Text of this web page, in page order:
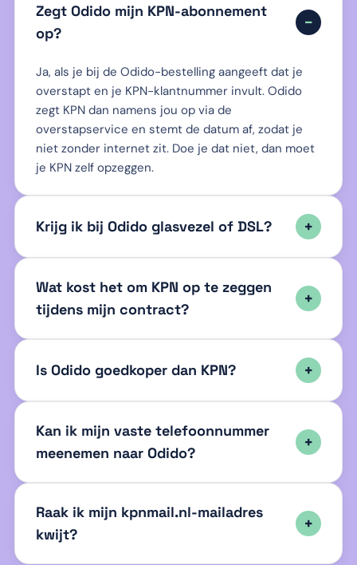
Zegt Odido mijn KPN-abonnement
op?
Ja, als je bij de Odido-bestelling aangeeft dat je
overstapt en je KPN-klantnummer invult. Odido
zegt KPN dan namens jou op via de
overstapservice en stemt de datum af, zodat je
niet zonder internet zit. Doe je dat niet, dan moet
je KPN zelf opzeggen.
Krijg ik bij Odido glasvezel of DSL?
Wat kost het om KPN op te zeggen
tijdens mijn contract?
Is Odido goedkoper dan KPN?
Kan ik mijn vaste telefoonnummer
meenemen naar Odido?
Raak ik mijn kpnmail.nl-mailadres
kwijt?